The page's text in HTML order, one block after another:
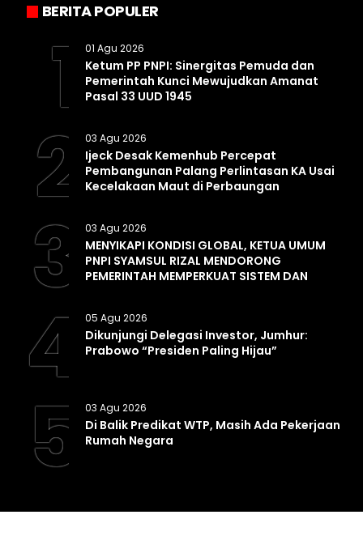
BERITA POPULER
1 01 Agu 2026
Ketum PP PNPI: Sinergitas Pemuda dan
Pemerintah Kunci Mewujudkan Amanat
Pasal 33 UUD 1945
2 03 Agu 2026
Ijeck Desak Kemenhub Percepat
Pembangunan Palang Perlintasan KA Usai
Kecelakaan Maut di Perbaungan
3 03 Agu 2026
MENYIKAPI KONDISI GLOBAL, KETUA UMUM
PNPI SYAMSUL RIZAL MENDORONG
PEMERINTAH MEMPERKUAT SISTEM DAN
4 05 Agu 2026
Dikunjungi Delegasi Investor, Jumhur:
Prabowo “Presiden Paling Hijau”
5 03 Agu 2026
Di Balik Predikat WTP, Masih Ada Pekerjaan
Rumah Negara